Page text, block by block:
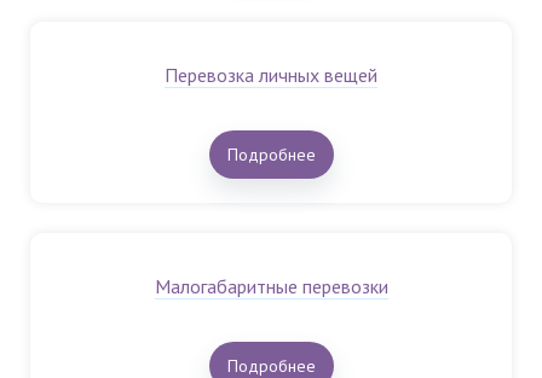
Перевозка личных вещей
Подробнее
Малогабаритные перевозки
Подробнее